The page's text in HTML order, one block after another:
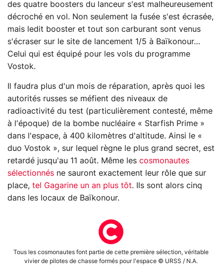
des quatre boosters du lanceur s'est malheureusement
décroché en vol. Non seulement la fusée s'est écrasée,
mais ledit booster et tout son carburant sont venus
s'écraser sur le site de lancement 1/5 à Baïkonour…
Celui qui est équipé pour les vols du programme
Vostok.
Il faudra plus d'un mois de réparation, après quoi les
autorités russes se méfient des niveaux de
radioactivité du test (particulièrement contesté, même
à l'époque) de la bombe nucléaire « Starfish Prime »
dans l'espace, à 400 kilomètres d'altitude. Ainsi le «
duo Vostok », sur lequel règne le plus grand secret, est
retardé jusqu'au 11 août. Même les cosmonautes
sélectionnés ne sauront exactement leur rôle que sur
place, tel Gagarine un an plus tôt. Ils sont alors cinq
dans les locaux de Baïkonour.
Tous les cosmonautes font partie de cette première sélection, véritable
vivier de pilotes de chasse formés pour l'espace © URSS / N.A.